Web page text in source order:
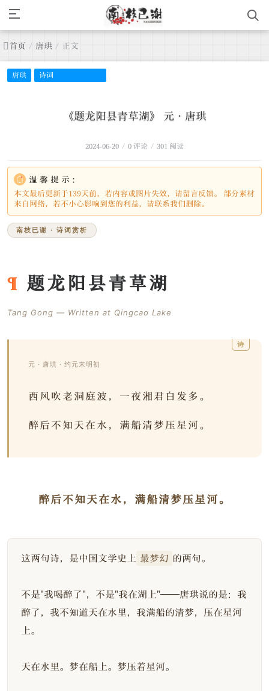
首页 / 唐珙 / 正文
唐珙 诗词
《题龙阳县青草湖》 元·唐珙
2024-06-20 / 0 评论 / 301 阅读
温馨提示：
本文最后更新于139天前，若内容或图片失效，请留言反馈。 部分素材
来自网络，若不小心影响到您的利益，请联系我们删除。
南枝已谢 · 诗词赏析
题龙阳县青草湖
Tang Gong — Written at Qingcao Lake
元 · 唐珙 · 约元末明初
西风吹老洞庭波，一夜湘君白发多。
醉后不知天在水，满船清梦压星河。
醉后不知天在水，满船清梦压星河。
这两句诗，是中国文学史上 最梦幻 的两句。
不是"我喝醉了"，不是"我在湖上"——唐珙说的是：我
醉了，我不知道天在水里，我满船的清梦，压在星河
上。
天在水里。梦在船上。梦压着星河。